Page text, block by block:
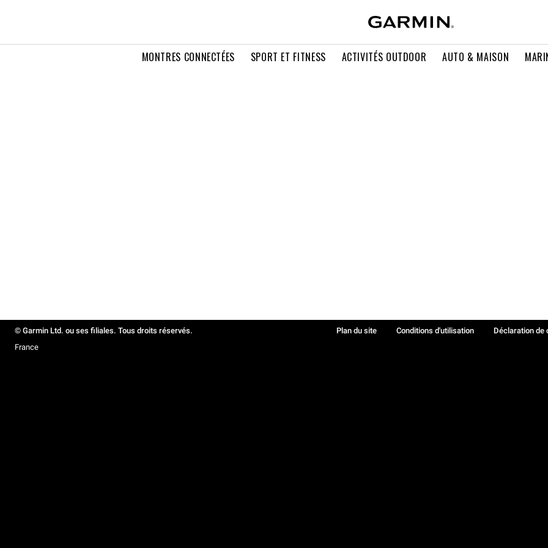
MONTRES CONNECTÉES SPORT ET FITNESS ACTIVITÉS OUTDOOR AUTO & MAISON
© Garmin Ltd. ou ses filiales. Tous droits réservés. Plan du site Conditions d'utilisation Déclaration de
France